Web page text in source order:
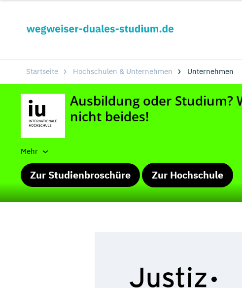
Startseite Hochschulen & Unternehmen Unternehmen
Mehr
Zur Studienbroschüre Zur Hochschule